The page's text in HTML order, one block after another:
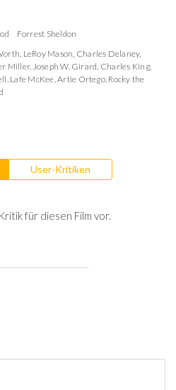
Forrest Sheldon
, LeRoy Mason, Charles Delaney,
Miller, Joseph W. Girard, Charles King,
, Lafe McKee,Artie Ortego, Rocky the
User-Kritiken
für diesen Film vor.